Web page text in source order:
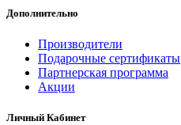
Дополнительно
Производители
Подарочные сертификаты
Партнерская программа
Акции
Личный Кабинет